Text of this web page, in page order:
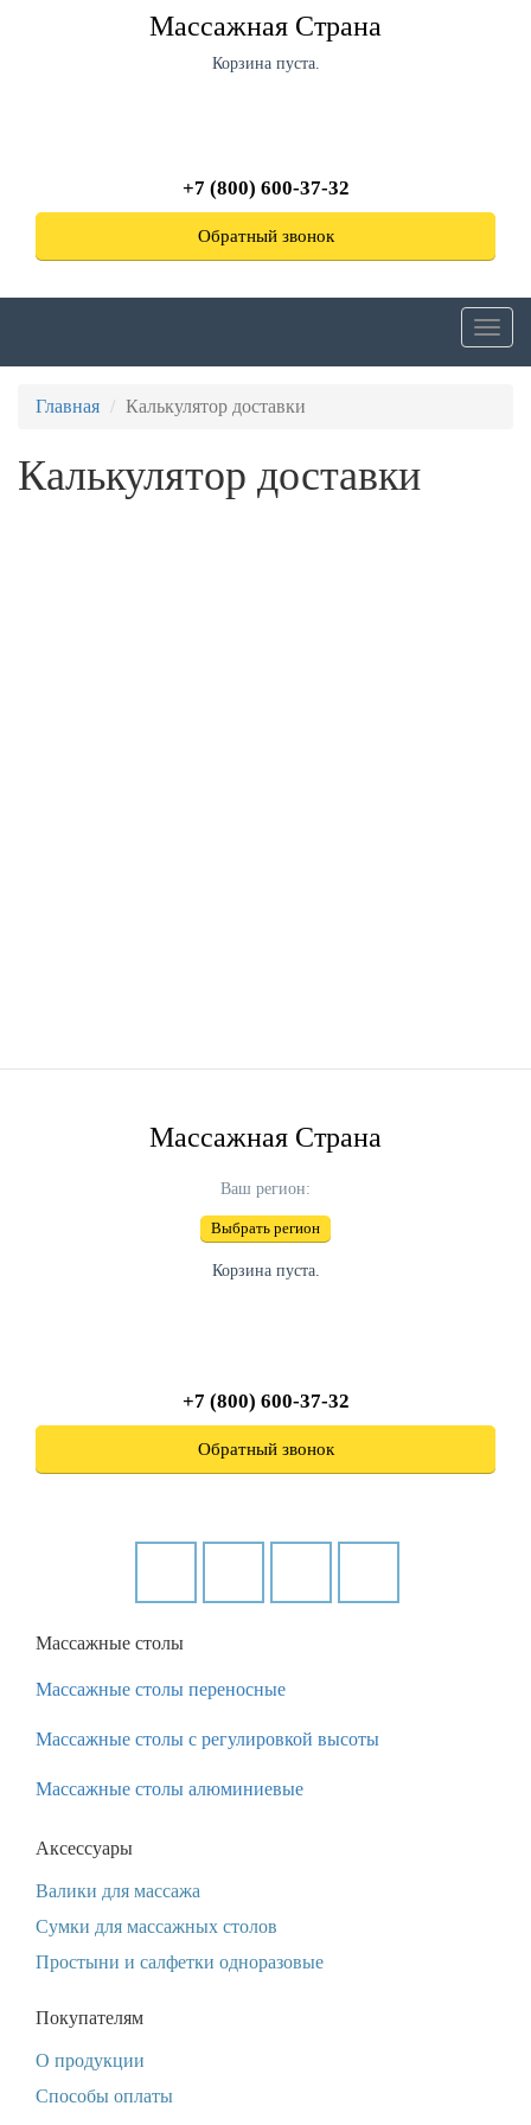
Массажная Страна
Корзина пуста.
+7 (800) 600-37-32
Обратный звонок
Главная Калькулятор доставки
Калькулятор доставки
Массажная Страна
Ваш регион:
Выбрать регион
Корзина пуста.
+7 (800) 600-37-32
Обратный звонок
Массажные столы
Массажные столы переносные
Массажные столы с регулировкой высоты
Массажные столы алюминиевые
Аксессуары
Валики для массажа
Сумки для массажных столов
Простыни и салфетки одноразовые
Покупателям
О продукции
Способы оплаты